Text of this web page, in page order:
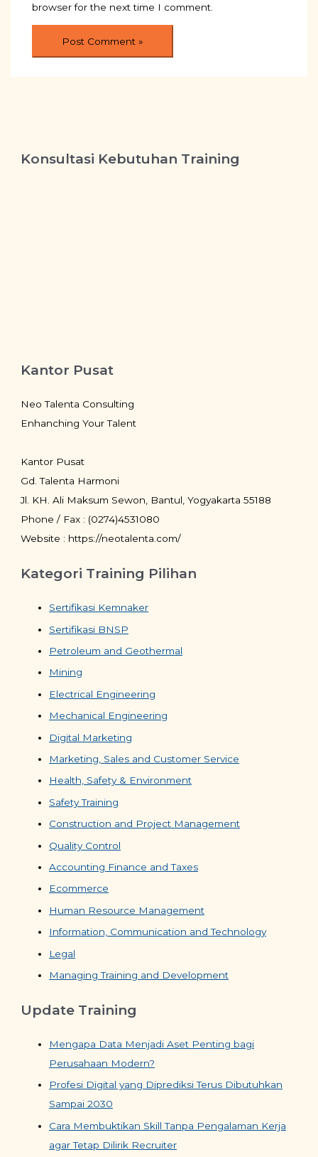
browser for the next time I comment.
Konsultasi Kebutuhan Training
Kantor Pusat
Neo Talenta Consulting
Enhanching Your Talent
Kantor Pusat
Gd. Talenta Harmoni
Jl. KH. Ali Maksum Sewon, Bantul, Yogyakarta 55188
Phone / Fax : (0274)4531080
Website : https://neotalenta.com/
Kategori Training Pilihan
Sertifikasi Kemnaker
Sertifikasi BNSP
Petroleum and Geothermal
Mining
Electrical Engineering
Mechanical Engineering
Digital Marketing
Marketing, Sales and Customer Service
Health, Safety & Environment
Safety Training
Construction and Project Management
Quality Control
Accounting Finance and Taxes
Ecommerce
Human Resource Management
Information, Communication and Technology
Legal
Managing Training and Development
Update Training
Mengapa Data Menjadi Aset Penting bagi
Perusahaan Modern?
Profesi Digital yang Diprediksi Terus Dibutuhkan
Sampai 2030
Cara Membuktikan Skill Tanpa Pengalaman Kerja
agar Tetap Dilirik Recruiter